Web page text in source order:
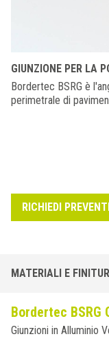
GIUNZIONE PER LA
Bordertec BSRG è
perimetrale di
RICHIEDI
MATERIALI E
Bordertec
Giunzioni in Alluminio